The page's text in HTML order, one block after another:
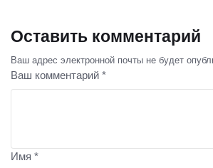
Оставить комментарий
Ваш адрес электронной почты не будет
Ваш комментарий *
Имя *